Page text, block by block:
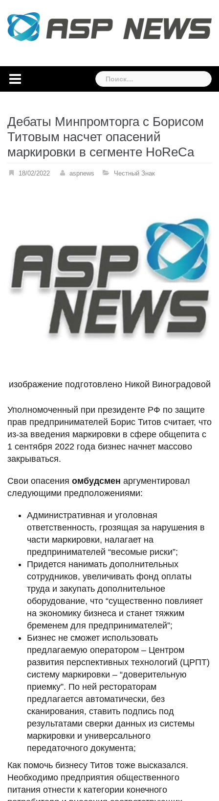
content
Найти:
Дебаты Минпромторга с Борисом
Титовым насчет опасений
маркировки в сегменте HoReCa
18/02/2022 aspnews Честный Знак
изображение подготовлено Никой Виноградовой
Уполномоченный при президенте РФ по защите
прав предпринимателей Борис Титов считает, что
из-за введения маркировки в сфере общепита с
1 сентября 2022 года бизнес начнет массово
закрываться.
Свои опасения омбудсмен аргументировал
следующими предположениями:
Административная и уголовная
ответственность, грозящая за нарушения в
части маркировки, налагает на
предпринимателей “весомые риски”;
Придется нанимать дополнительных
сотрудников, увеличивать фонд оплаты
труда и закупать дополнительное
оборудование, что “существенно повлияет
на экономику бизнеса и станет тяжким
бременем для предпринимателей”;
Бизнес не сможет использовать
предлагаемую оператором – Центром
развития перспективных технологий (ЦРПТ)
систему маркировки – “доверительную
приемку”. По ней рестораторам
предлагается автоматически, без
сканирования, ставить подпись под
результатами сверки данных из системы
маркировки и универсального
передаточного документа;
Как помочь бизнесу Титов тоже высказался.
Необходимо предприятия общественного
питания отнести к категории конечного